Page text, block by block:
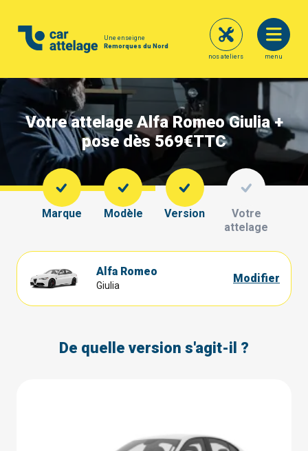
Une enseigne
Remorques du Nord
menu
nos ateliers
Votre attelage Alfa Romeo Giulia +
pose dès 569€TTC
Marque Modèle Version
Votre
attelage
Alfa Romeo
Giulia
Modifier
De quelle version s'agit-il ?